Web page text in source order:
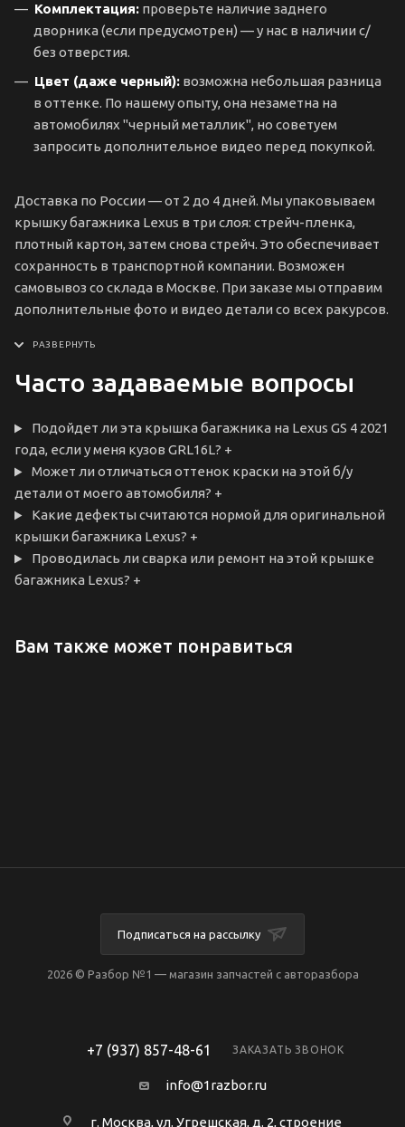
Комплектация: проверьте наличие заднего
дворника (если предусмотрен) — у нас в наличии с/
без отверстия.
Цвет (даже черный): возможна небольшая разница
в оттенке. По нашему опыту, она незаметна на
автомобилях "черный металлик", но советуем
запросить дополнительное видео перед покупкой.
Доставка по России — от 2 до 4 дней. Мы упаковываем
крышку багажника Lexus в три слоя: стрейч-пленка,
плотный картон, затем снова стрейч. Это обеспечивает
сохранность в транспортной компании. Возможен
самовывоз со склада в Москве. При заказе мы отправим
дополнительные фото и видео детали со всех ракурсов.
Часто задаваемые вопросы
Подойдет ли эта крышка багажника на Lexus GS 4 2021
года, если у меня кузов GRL16L? +
Может ли отличаться оттенок краски на этой б/у
детали от моего автомобиля? +
Какие дефекты считаются нормой для оригинальной
крышки багажника Lexus? +
Проводилась ли сварка или ремонт на этой крышке
багажника Lexus? +
Вам также может понравиться
Подписаться на рассылку
2026 © Разбор №1 — магазин запчастей с авторазбора
+7 (937) 857-48-61 ЗАКАЗАТЬ ЗВОНОК
info@1razbor.ru
г. Москва, ул. Угрешская, д. 2, строение